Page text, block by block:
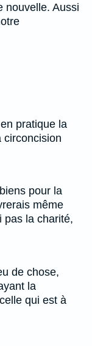
nouvelle. Aussi
pratique la
circoncision
pour la
même
pas la charité,
de chose,
la
qui est à